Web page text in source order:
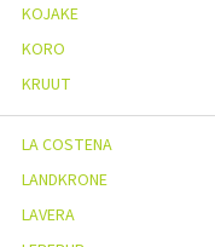
KOJAKE
KORO
KRUUT
LA COSTENA
LANDKRONE
LAVERA